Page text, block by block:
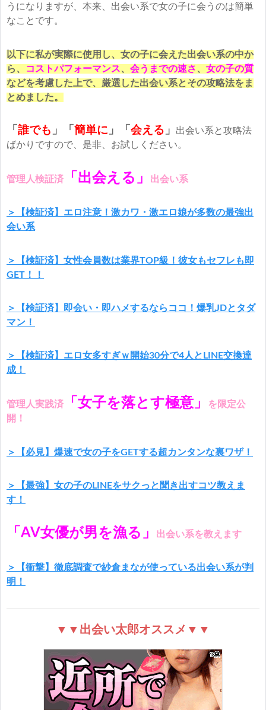
うになりますが、本来、出会い系で女の子に会うのは簡単
なことです。
以下に私が実際に使用し、女の子に会えた出会い系の中か
ら、
コストパフォーマンス、 会うまでの速さ、 女の子の質
などを考慮した上で、厳選した出会い系とその攻略法をま
とめました。
「 誰でも 」「 簡単に 」 「 会える 」
出会い系と攻略法
ばかりですので、是非、お試しください。
管理人検証済 「出会える」 出会い系
＞【検証済】エロ注意！激カワ・激エロ娘が多数の最強出
会い系
＞【検証済】女性会員数は業界TOP級！彼女もセフレも即
GET！！
＞【検証済】即会い・即ハメするならココ！爆乳JDとタダ
マン！
＞【検証済】エロ女多すぎｗ開始30分で4人とLINE交換達
成！
管理人実践済 「女子を落とす極意」
を限定公
開！
＞【必見】爆速で女の子をGETする超カンタンな裏ワザ！
＞【最強】女の子のLINEをサクっと聞き出すコツ教えま
す！
「AV女優が男を漁る」 出会い系を教えます
＞【衝撃】徹底調査で紗倉まなが使っている出会い系が判
明！
▼▼出会い太郎オススメ▼▼